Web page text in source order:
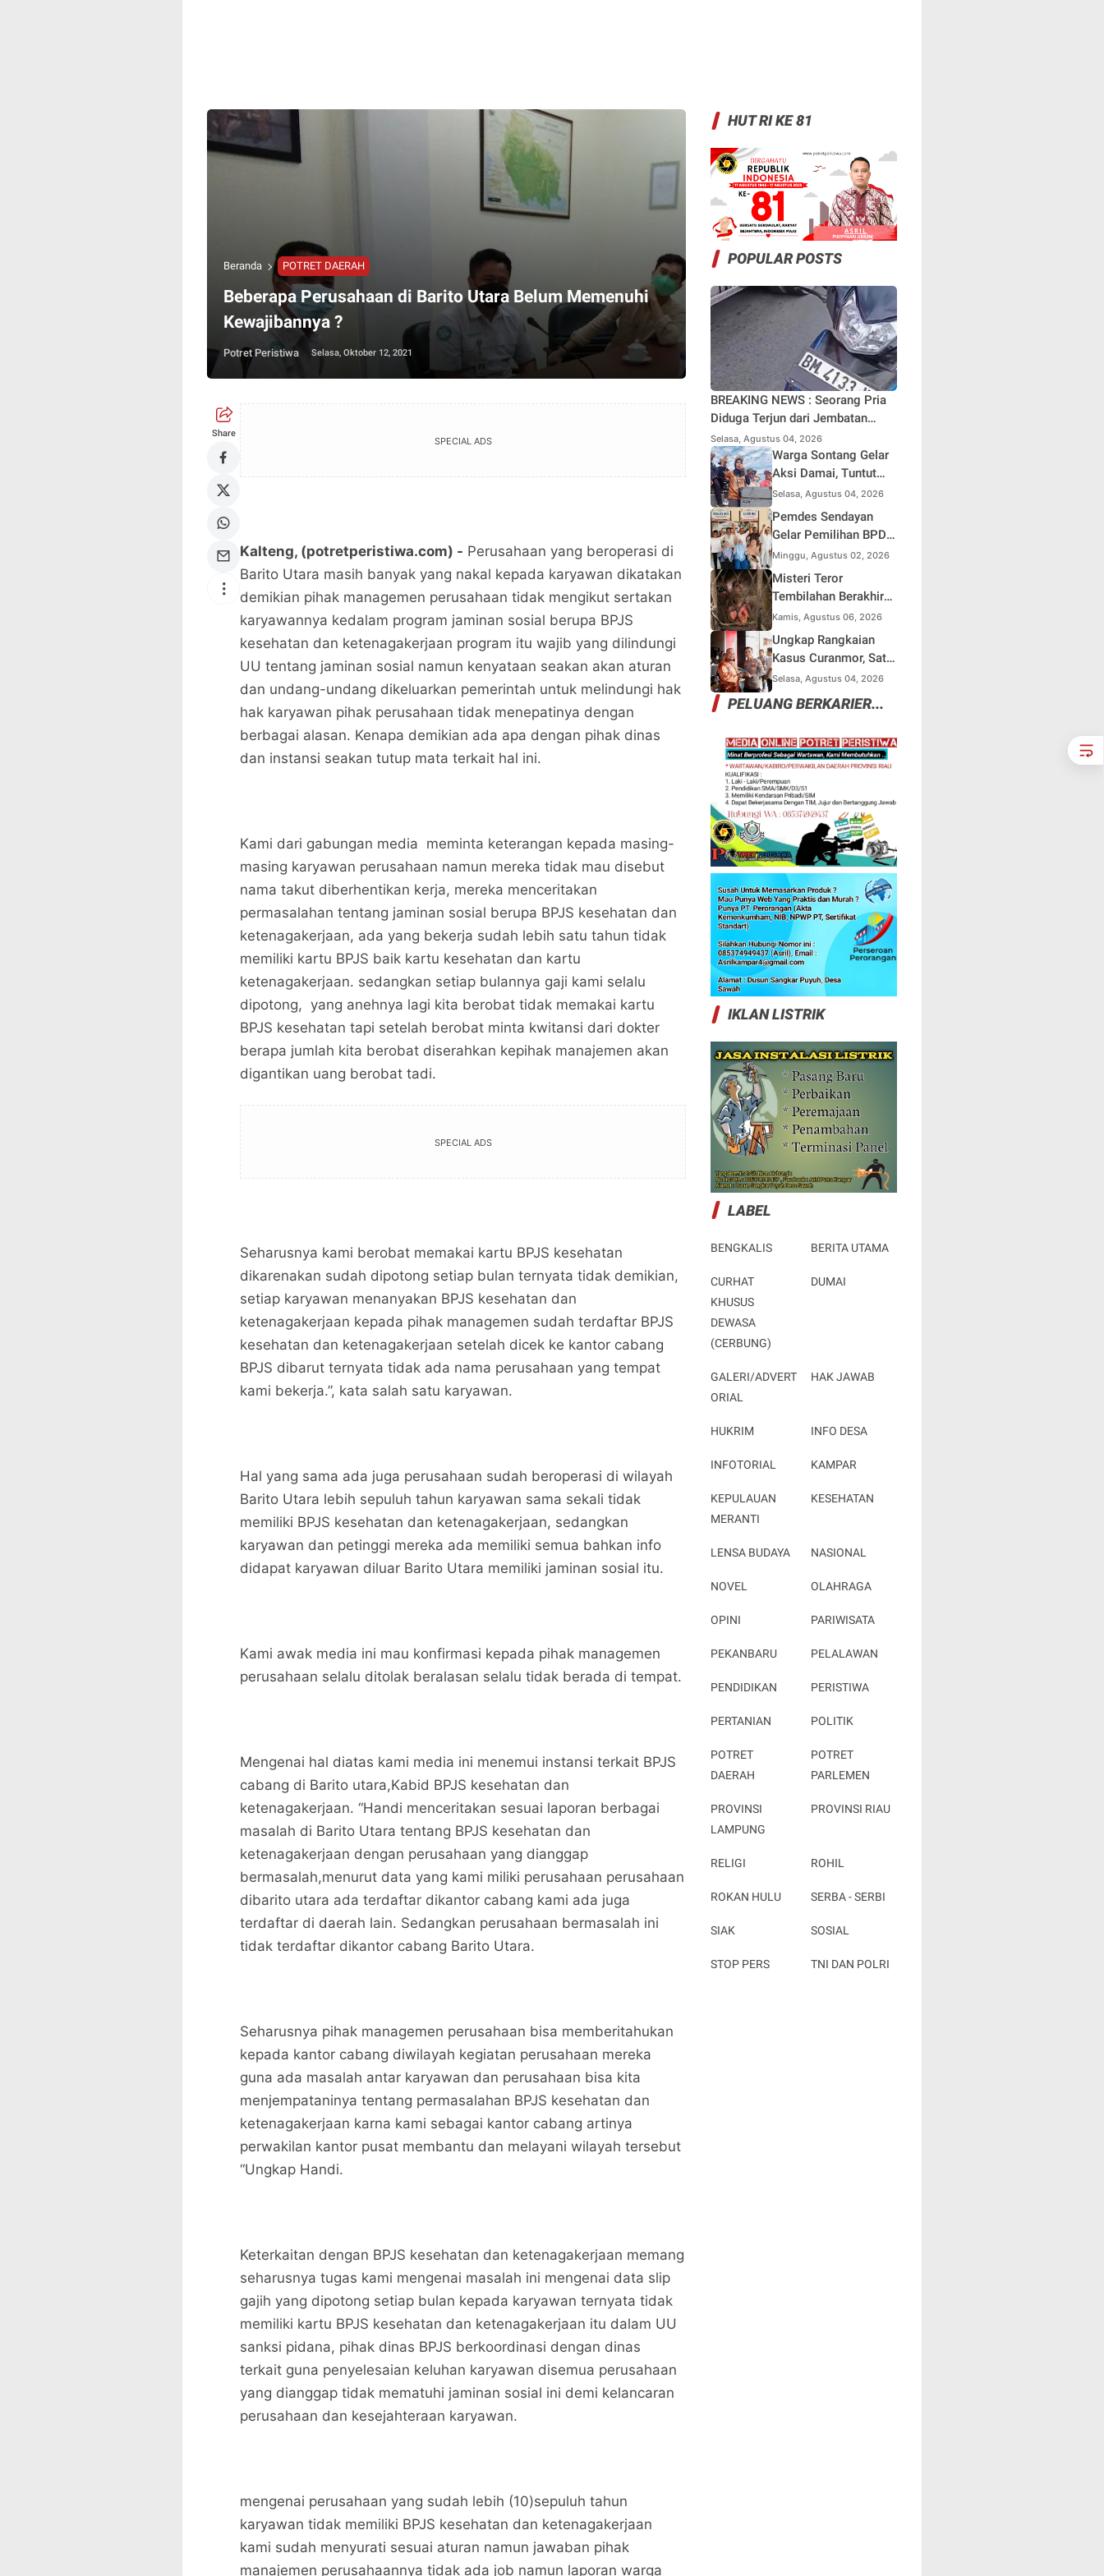
Beranda POTRET DAERAH
Beberapa Perusahaan di Barito Utara Belum Memenuhi
Kewajibannya ?
Potret Peristiwa Selasa, Oktober 12, 2021
Share
Beberapa Perusahaan di Barito Utara Belum
Memenuhi Kewajibannya ?
Potret Peristiwa
SPECIAL ADS
Kalteng, (potretperistiwa.com) - Perusahaan yang beroperasi di
Barito Utara masih banyak yang nakal kepada karyawan dikatakan
demikian pihak managemen perusahaan tidak mengikut sertakan
karyawannya kedalam program jaminan sosial berupa BPJS
kesehatan dan ketenagakerjaan program itu wajib yang dilindungi
UU tentang jaminan sosial namun kenyataan seakan akan aturan
dan undang-undang dikeluarkan pemerintah untuk melindungi hak
hak karyawan pihak perusahaan tidak menepatinya dengan
berbagai alasan. Kenapa demikian ada apa dengan pihak dinas
dan instansi seakan tutup mata terkait hal ini.
Kami dari gabungan media meminta keterangan kepada masing-
masing karyawan perusahaan namun mereka tidak mau disebut
nama takut diberhentikan kerja, mereka menceritakan
permasalahan tentang jaminan sosial berupa BPJS kesehatan dan
ketenagakerjaan, ada yang bekerja sudah lebih satu tahun tidak
memiliki kartu BPJS baik kartu kesehatan dan kartu
ketenagakerjaan. sedangkan setiap bulannya gaji kami selalu
dipotong, yang anehnya lagi kita berobat tidak memakai kartu
BPJS kesehatan tapi setelah berobat minta kwitansi dari dokter
berapa jumlah kita berobat diserahkan kepihak manajemen akan
digantikan uang berobat tadi.
SPECIAL ADS
Seharusnya kami berobat memakai kartu BPJS kesehatan
dikarenakan sudah dipotong setiap bulan ternyata tidak demikian,
setiap karyawan menanyakan BPJS kesehatan dan
ketenagakerjaan kepada pihak managemen sudah terdaftar BPJS
kesehatan dan ketenagakerjaan setelah dicek ke kantor cabang
BPJS dibarut ternyata tidak ada nama perusahaan yang tempat
kami bekerja.”, kata salah satu karyawan.
Hal yang sama ada juga perusahaan sudah beroperasi di wilayah
Barito Utara lebih sepuluh tahun karyawan sama sekali tidak
memiliki BPJS kesehatan dan ketenagakerjaan, sedangkan
karyawan dan petinggi mereka ada memiliki semua bahkan info
didapat karyawan diluar Barito Utara memiliki jaminan sosial itu.
Kami awak media ini mau konfirmasi kepada pihak managemen
perusahaan selalu ditolak beralasan selalu tidak berada di tempat.
Mengenai hal diatas kami media ini menemui instansi terkait BPJS
cabang di Barito utara,Kabid BPJS kesehatan dan
ketenagakerjaan. “Handi menceritakan sesuai laporan berbagai
masalah di Barito Utara tentang BPJS kesehatan dan
ketenagakerjaan dengan perusahaan yang dianggap
bermasalah,menurut data yang kami miliki perusahaan perusahaan
dibarito utara ada terdaftar dikantor cabang kami ada juga
terdaftar di daerah lain. Sedangkan perusahaan bermasalah ini
tidak terdaftar dikantor cabang Barito Utara.
Seharusnya pihak managemen perusahaan bisa memberitahukan
kepada kantor cabang diwilayah kegiatan perusahaan mereka
guna ada masalah antar karyawan dan perusahaan bisa kita
menjempataninya tentang permasalahan BPJS kesehatan dan
ketenagakerjaan karna kami sebagai kantor cabang artinya
perwakilan kantor pusat membantu dan melayani wilayah tersebut
“Ungkap Handi.
Keterkaitan dengan BPJS kesehatan dan ketenagakerjaan memang
seharusnya tugas kami mengenai masalah ini mengenai data slip
gajih yang dipotong setiap bulan kepada karyawan ternyata tidak
memiliki kartu BPJS kesehatan dan ketenagakerjaan itu dalam UU
sanksi pidana, pihak dinas BPJS berkoordinasi dengan dinas
terkait guna penyelesaian keluhan karyawan disemua perusahaan
yang dianggap tidak mematuhi jaminan sosial ini demi kelancaran
perusahaan dan kesejahteraan karyawan.
mengenai perusahaan yang sudah lebih (10)sepuluh tahun
karyawan tidak memiliki BPJS kesehatan dan ketenagakerjaan
kami sudah menyurati sesuai aturan namun jawaban pihak
manajemen perusahaannya tidak ada job namun laporan warga
Beberapa Perusahaan di Barito Utara Belum
Memenuhi Kewajibannya ?
Potret Peristiwa
HUT RI KE 81
POPULAR POSTS
BREAKING NEWS : Seorang Pria
Diduga Terjun dari Jembatan
Rantau Berangin Kuok, Sepeda
Motor Ditinggal di Lokasi
Selasa, Agustus 04, 2026
Warga Sontang Gelar
Aksi Damai, Tuntut
Pemprov Riau Segera
Benahi Jalan Sontang-
Duri
Selasa, Agustus 04, 2026
Pemdes Sendayan
Gelar Pemilihan BPD
23 Agustus
Mendatang, Warga
Berharap Fungsi
Maksimal
Minggu, Agustus 02, 2026
Misteri Teror
Tembilahan Berakhir
di Perangkap Besi,
Tapi Mungkinkah Ada
Pemangsa Lain yang
Masih Mengintai ?
Kamis, Agustus 06, 2026
Ungkap Rangkaian
Kasus Curanmor, Satu
Unit Mobil L300 dan 5
Dikembalikan
Selasa, Agustus 04, 2026
PELUANG BERKARIER...
IKLAN LISTRIK
LABEL
BENGKALIS BERITA UTAMA
CURHAT
KHUSUS
DEWASA
(CERBUNG)
DUMAI
GALERI/ADVERT
ORIAL
HAK JAWAB
HUKRIM INFO DESA
INFOTORIAL KAMPAR
KEPULAUAN
MERANTI
KESEHATAN
LENSA BUDAYA NASIONAL
NOVEL OLAHRAGA
OPINI PARIWISATA
PEKANBARU PELALAWAN
PENDIDIKAN PERISTIWA
PERTANIAN POLITIK
POTRET
DAERAH
POTRET
PARLEMEN
PROVINSI
LAMPUNG
PROVINSI RIAU
RELIGI ROHIL
ROKAN HULU SERBA - SERBI
SIAK SOSIAL
STOP PERS TNI DAN POLRI